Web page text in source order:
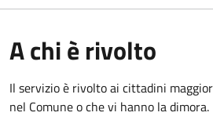
A chi è rivolto
Il servizio è rivolto ai cittadini
nel Comune o che vi hanno la dimora.